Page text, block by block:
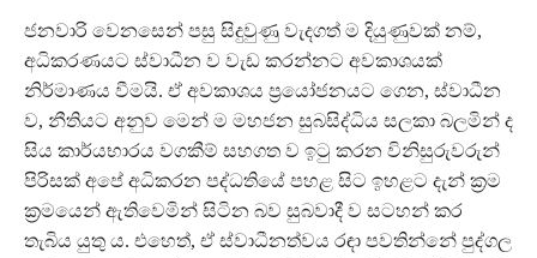
ජනවාරි වෙනසෙන් පසු සිදුවුණු වැදගත් ම දියුණුවක් නම්,
අධිකරණයට ස්වාධීන ව වැඩ කරන්නට අවකාශයක්
නිර්මාණය වීමයි. ඒ අවකාශය ප‍්‍රයෝජනයට ගෙන, ස්වාධීන
ව, නීතියට අනුව මෙන් ම මහජන සුබසිද්ධිය සලකා බලමින් ද
සිය කාර්යභාරය වගකීම් සහගත ව ඉටු කරන විනිසුරුවරුන්
පිරිසක් අපේ අධිකරන පද්ධතියේ පහළ සිට ඉහළට දැන් ක‍්‍රම
ක‍්‍රමයෙන් ඇතිවෙමින් සිටින බව සුබවාදී ව සටහන් කර
තැබිය යුතු ය. එහෙත්, ඒ ස්වාධීනත්වය රඳා පවතින්නේ පුද්ගල